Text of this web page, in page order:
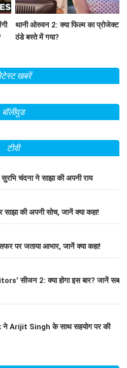
थानी ओरुवन 2: क्या फिल्म का प्रोजेक्ट
ठंडे बस्ते में गया?
खबरें
बॉलीवुड
टीवी
चंदना ने साझा की अपनी राय
की अपनी सोच, जानें क्या कहा!
पर जताया आभार, जानें क्या कहा!
सीजन 2: क्या होगा इस बार? जानें सब
Arijit Singh के साथ सहयोग पर की